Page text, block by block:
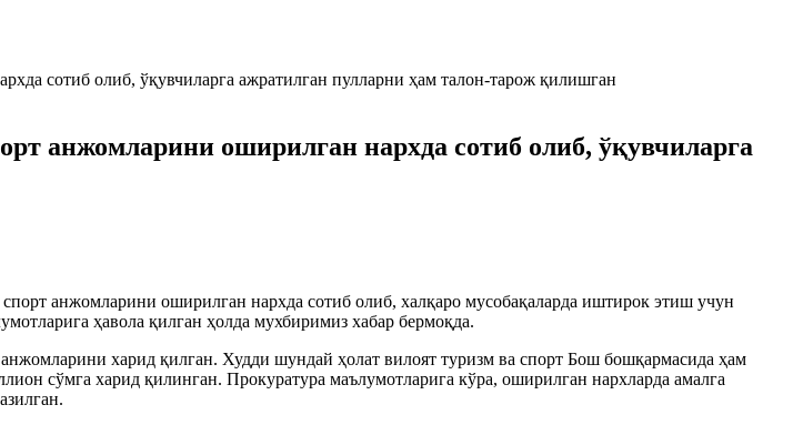
анжомларини оширилган нархда сотиб олиб, ўқувчиларга
анжомларини оширилган нархда сотиб олиб, халқаро мусобақаларда иштирок этиш учун
ҳавола қилган ҳолда мухбиримиз хабар бермоқда.
харид қилган. Худди шундай ҳолат вилоят туризм ва спорт Бош бошқармасида ҳам
сўмга харид қилинган. Прокуратура маълумотларига кўра, оширилган нархларда амалга